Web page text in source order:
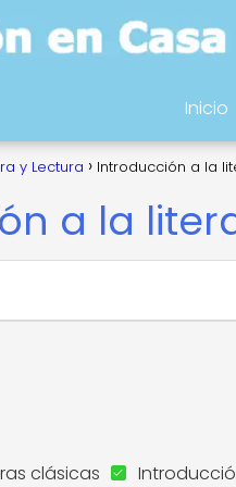
Inicio
y Lectura Introducción a la
a la
clásicas